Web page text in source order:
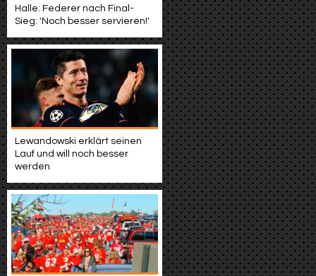
Halle: Federer nach Final-
Sieg: 'Noch besser servieren!'
Lewandowski erklärt seinen
Lauf und will noch besser
werden